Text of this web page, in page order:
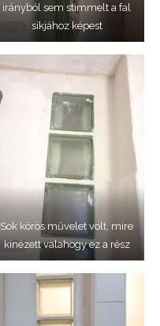
irányból sem stimmelt a fal
síkjához képest
Sok körös művelet volt, mire
kinézett valahogy ez a rész